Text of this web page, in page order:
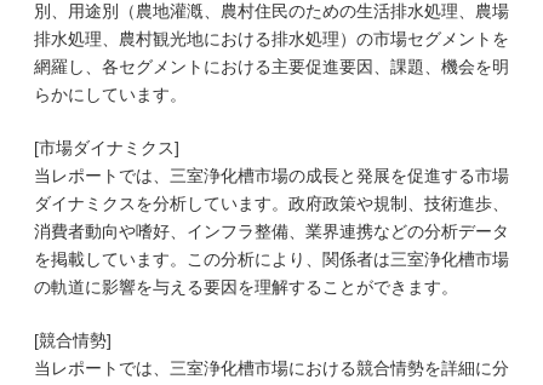
別、用途別（農地灌漑、農村住民のための生活排水処理、農場
排水処理、農村観光地における排水処理）の市場セグメントを
網羅し、各セグメントにおける主要促進要因、課題、機会を明
らかにしています。
[市場ダイナミクス]
当レポートでは、三室浄化槽市場の成長と発展を促進する市場
ダイナミクスを分析しています。政府政策や規制、技術進歩、
消費者動向や嗜好、インフラ整備、業界連携などの分析データ
を掲載しています。この分析により、関係者は三室浄化槽市場
の軌道に影響を与える要因を理解することができます。
[競合情勢]
当レポートでは、三室浄化槽市場における競合情勢を詳細に分